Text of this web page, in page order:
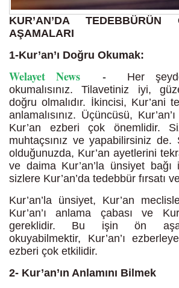
KUR’AN’DA
AŞAMALARI
1-Kur’an’ı Doğru Okumak:
Welayet News - Her
okumalısınız. Tilavetiniz iyi,
doğru olmalıdır. İkincisi, Kur’ani
anlamalısınız. Üçüncüsü,
Kur’an ezberi çok önemlidir.
muhtaçsınız ve yapabilirsiniz de.
olduğunuzda, Kur’an ayetlerini
ve daima Kur’an’la ünsiyet bağı
sizlere Kur’an’da tedebbür fırsatı
Kur’an’la ünsiyet, Kur’an
Kur’an’ı anlama çabası ve
gereklidir. Bu işin ön
okuyabilmektir, Kur’an’ı
ezberi çok etkilidir.
2- Kur’an’ın Anlamını Bilmek